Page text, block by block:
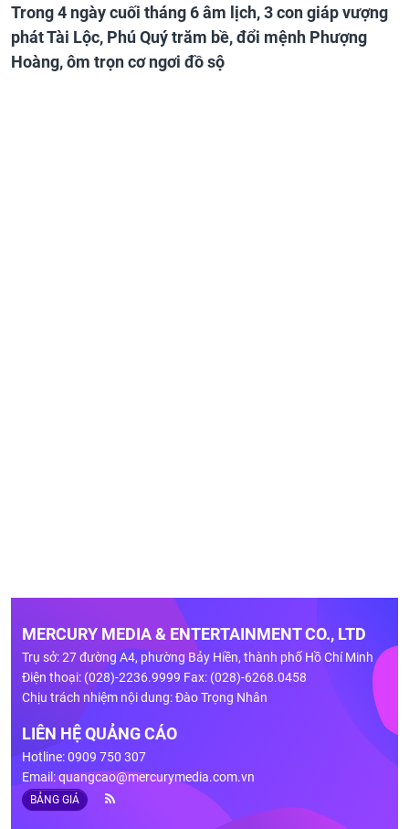
Trong 4 ngày cuối tháng 6 âm lịch, 3 con giáp vượng
phát Tài Lộc, Phú Quý trăm bề, đổi mệnh Phượng
Hoàng, ôm trọn cơ ngơi đồ sộ
MERCURY MEDIA & ENTERTAINMENT CO., LTD
Trụ sở: 27 đường A4, phường Bảy Hiền, thành phố Hồ Chí Minh
Điện thoại: (028)-2236.9999 Fax: (028)-6268.0458
Chịu trách nhiệm nội dung: Đào Trọng Nhân
LIÊN HỆ QUẢNG CÁO
Hotline: 0909 750 307
Email:quangcao@mercurymedia.com.vn
BẢNG GIÁ